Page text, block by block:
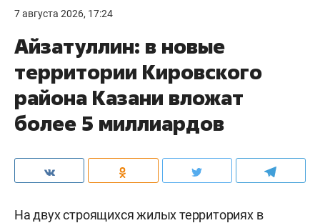
7 августа 2026, 17:24
Айзатуллин: в новые
территории Кировского
района Казани вложат
более 5 миллиардов
На двух строящихся жилых территориях в